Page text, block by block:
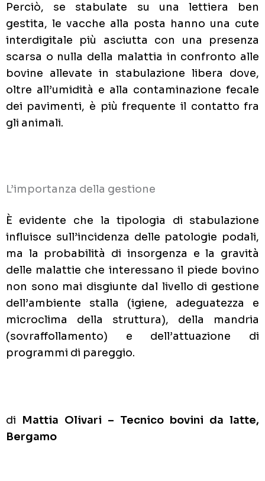
Perciò, se stabulate su una lettiera ben
gestita, le vacche alla posta hanno una cute
interdigitale più asciutta con una presenza
scarsa o nulla della malattia in confronto alle
bovine allevate in stabulazione libera dove,
oltre all’umidità e alla contaminazione fecale
dei pavimenti, è più frequente il contatto fra
gli animali.
L’importanza della gestione
È evidente che la tipologia di stabulazione
influisce sull’incidenza delle patologie podali,
ma la probabilità di insorgenza e la gravità
delle malattie che interessano il piede bovino
non sono mai disgiunte dal livello di gestione
dell’ambiente stalla (igiene, adeguatezza e
microclima della struttura), della mandria
(sovraffollamento) e dell’attuazione di
programmi di pareggio.
di Mattia Olivari – Tecnico bovini da latte,
Bergamo